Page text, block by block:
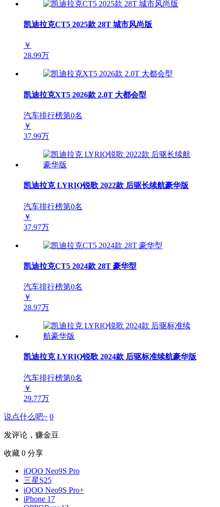
凯迪拉克CT5 2025款 28T 城市风尚版
￥
28.99万
凯迪拉克XT5 2026款 2.0T 大都会型
汽车排行榜第0名
￥
37.99万
凯迪拉克 LYRIQ锐歌 2022款 后驱长续航豪华版
汽车排行榜第0名
￥
37.97万
凯迪拉克CT5 2024款 28T 豪华型
汽车排行榜第0名
￥
28.97万
凯迪拉克 LYRIQ锐歌 2024款 后驱标准续航豪华版
汽车排行榜第0名
￥
29.77万
说点什么吧~ 0
发评论，赚金豆
收藏 0 分享
iQOO Neo9S Pro
三星S25
iQOO Neo9S Pro+
iPhone 17